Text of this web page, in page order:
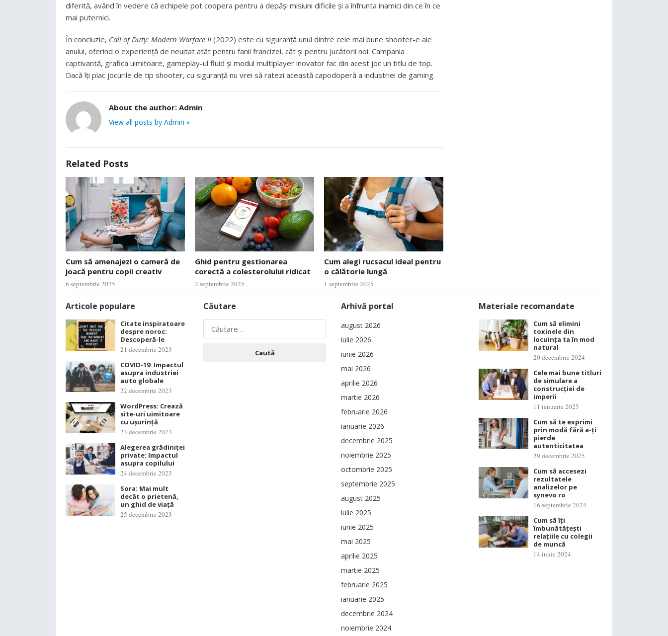
diferită, având în vedere că echipele pot coopera pentru a depăși misiuni dificile și a înfrunta inamici din ce în ce
mai puternici.
În concluzie, Call of Duty: Modern Warfare II (2022) este cu siguranță unul dintre cele mai bune shooter-e ale
anului, oferind o experiență de neuitat atât pentru fanii francizei, cât și pentru jucătorii noi. Campania
captivantă, grafica uimitoare, gameplay-ul fluid și modul multiplayer inovator fac din acest joc un titlu de top.
Dacă îți plac jocurile de tip shooter, cu siguranță nu vrei să ratezi această capodoperă a industriei de gaming.
About the author: Admin
View all posts by Admin »
Related Posts
Cum să amenajezi o cameră de
joacă pentru copii creativ
6 septembrie 2025
Ghid pentru gestionarea
corectă a colesterolului ridicat
2 septembrie 2025
Cum alegi rucsacul ideal pentru
o călătorie lungă
1 septembrie 2025
Articole populare
Citate inspiratoare
despre noroc:
Descoperă-le
21 decembrie 2023
COVID-19: Impactul
asupra industriei
auto globale
22 decembrie 2023
WordPress: Crează
site-uri uimitoare
cu ușurință
23 decembrie 2023
Alegerea grădiniței
private: Impactul
asupra copilului
24 decembrie 2023
Sora: Mai mult
decât o prietenă,
un ghid de viață
25 decembrie 2023
Căutare
Caută
după:
Arhivă portal
august 2026
iulie 2026
iunie 2026
mai 2026
aprilie 2026
martie 2026
februarie 2026
ianuarie 2026
decembrie 2025
noiembrie 2025
octombrie 2025
septembrie 2025
august 2025
iulie 2025
iunie 2025
mai 2025
aprilie 2025
martie 2025
februarie 2025
ianuarie 2025
decembrie 2024
noiembrie 2024
Materiale recomandate
Cum să elimini
toxinele din
locuința ta în mod
natural
20 decembrie 2024
Cele mai bune titluri
de simulare a
construcției de
imperii
11 ianuarie 2025
Cum să te exprimi
prin modă fără a-ți
pierde
autenticitatea
29 decembrie 2025
Cum să accesezi
rezultatele
analizelor pe
synevo ro
16 septembrie 2024
Cum să îți
îmbunătățești
relațiile cu colegii
de muncă
14 iunie 2024